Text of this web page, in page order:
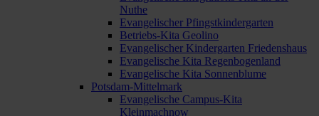
Nuthe
Evangelischer Pfingstkindergarten
Betriebs-Kita Geolino
Evangelischer Kindergarten Friedenshaus
Evangelische Kita Regenbogenland
Evangelische Kita Sonnenblume
Potsdam-Mittelmark
Evangelische Campus-Kita
Kleinmachnow